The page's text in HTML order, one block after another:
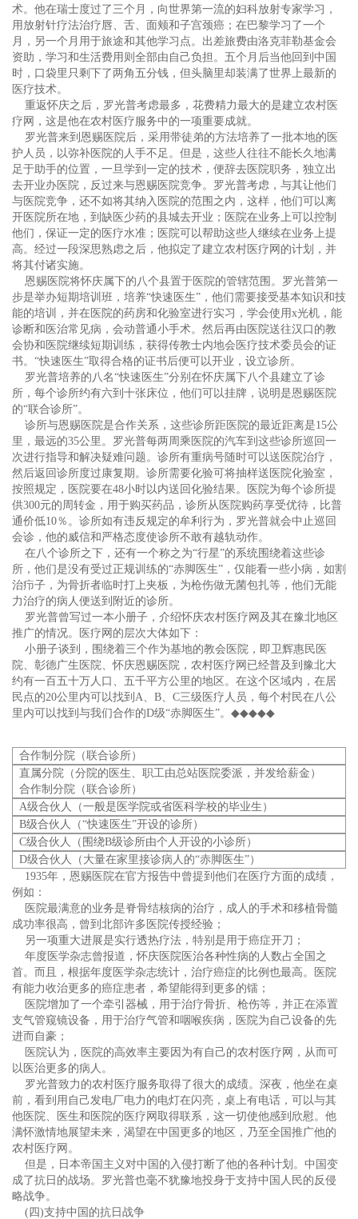
术。他在瑞士度过了三个月，向世界第一流的妇科放射专家学习，
用放射针疗法治疗唇、舌、面颊和子宫颈癌；在巴黎学习了一个
月，另一个月用于旅途和其他学习点。出差旅费由洛克菲勒基金会
资助，学习和生活费用则全部由自己负担。五个月后当他回到中国
时，口袋里只剩下了两角五分钱，但头脑里却装满了世界上最新的
医疗技术。
重返怀庆之后，罗光普考虑最多，花费精力最大的是建立农村医
疗网，这是他在农村医疗服务中的一项重要成就。
罗光普来到恩赐医院后，采用带徒弟的方法培养了一批本地的医
护人员，以弥补医院的人手不足。但是，这些人往往不能长久地满
足于助手的位置，一旦学到一定的技术，便辞去医院职务，独立出
去开业办医院，反过来与恩赐医院竞争。罗光普考虑，与其让他们
与医院竞争，还不如将其纳入医院的范围之内，这样，他们可以离
开医院所在地，到缺医少药的县城去开业；医院在业务上可以控制
他们，保证一定的医疗水准；医院可以帮助这些人继续在业务上提
高。经过一段深思熟虑之后，他拟定了建立农村医疗网的计划，并
将其付诸实施。
恩赐医院将怀庆属下的八个县置于医院的管辖范围。罗光普第一
步是举办短期培训班，培养“快速医生”，他们需要接受基本知识和技
能的培训，并在医院的药房和化验室进行实习，学会使用x光机，能
诊断和医治常见病，会动普通小手术。然后再由医院送往汉口的教
会协和医院继续短期训练，获得传教士内地会医疗技术委员会的证
书。“快速医生”取得合格的证书后便可以开业，设立诊所。
罗光普培养的八名“快速医生”分别在怀庆属下八个县建立了诊
所，每个诊所约有六到十张床位，他们可以挂牌，说明是恩赐医院
的“联合诊所”。
诊所与恩赐医院是合作关系，这些诊所距医院的最近距离是15公
里，最远的35公里。罗光普每两周乘医院的汽车到这些诊所巡回一
次进行指导和解决疑难问题。诊所有重病号随时可以送医院治疗，
然后返回诊所度过康复期。诊所需要化验可将抽样送医院化验室，
按照规定，医院要在48小时以内送回化验结果。医院为每个诊所提
供300元的周转金，用于购买药品，诊所从医院购药享受优待，比普
通价低10％。诊所如有违反规定的牟利行为，罗光普就会中止巡回
会诊，他的威信和严格态度使诊所不敢有越轨动作。
在八个诊所之下，还有一个称之为“行星”的系统围绕着这些诊
所，他们是没有受过正规训练的“赤脚医生”，仅能看一些小病，如割
治疖子，为骨折者临时打上夹板，为枪伤做无菌包扎等，他们无能
力治疗的病人便送到附近的诊所。
罗光普曾写过一本小册子，介绍怀庆农村医疗网及其在豫北地区
推广的情况。医疗网的层次大体如下：
小册子谈到，围绕着三个作为基地的教会医院，即卫辉惠民医
院、彰德广生医院、怀庆恩赐医院，农村医疗网已经普及到豫北大
约有一百五十万人口、五千平方公里的地区。在这个区域内，在居
民点的20公里内可以找到A、B、C三级医疗人员，每个村民在八公
里内可以找到与我们合作的D级“赤脚医生”。 ◆◆◆◆◆
合作制分院（联合诊所）
直属分院（分院的医生、职工由总站医院委派，并发给薪金）
合作制分院（联合诊所）
A级合伙人（一般是医学院或省医科学校的毕业生）
B级合伙人（“快速医生”开设的诊所）
C级合伙人（围绕B级诊所由个人开设的小诊所）
D级合伙人（大量在家里接诊病人的“赤脚医生”）
1935年，恩赐医院在官方报告中曾提到他们在医疗方面的成绩，
例如：
医院最满意的业务是脊骨结核病的治疗，成人的手术和移植骨髓
成功率很高，曾到北部许多医院传授经验；
另一项重大进展是实行透热疗法，特别是用于癌症开刀；
年度医学杂志曾报道，怀庆医院医治各种性病的人数占全国之
首。而且，根据年度医学杂志统计，治疗癌症的比例也最高。医院
有能力收治更多的癌症患者，希望能得到更多的镭；
医院增加了一个牵引器械，用于治疗骨折、枪伤等，并正在添置
支气管窥镜设备，用于治疗气管和咽喉疾病，医院为自己设备的先
进而自豪；
医院认为，医院的高效率主要因为有自己的农村医疗网，从而可
以医治更多的病人。
罗光普致力的农村医疗服务取得了很大的成绩。深夜，他坐在桌
前，看到用自己发电厂电力的电灯在闪亮，桌上有电话，可以与其
他医院、医生和医院的医疗网取得联系，这一切使他感到欣慰。他
满怀激情地展望未来，渴望在中国更多的地区，乃至全国推广他的
农村医疗网。
但是，日本帝国主义对中国的入侵打断了他的各种计划。中国变
成了抗日的战场。罗光普也毫不犹豫地投身于支持中国人民的反侵
略战争。
(四)支持中国的抗日战争